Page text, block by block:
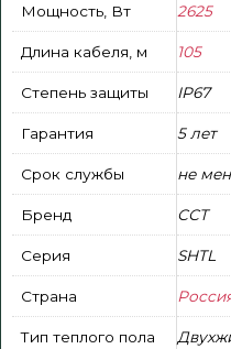
Мощность, Вт 2625
Длина кабеля, м 105
Степень защиты IP67
Гарантия 5 лет
Срок службы не
Бренд ССТ
Серия SHTL
Страна
Тип теплого пола